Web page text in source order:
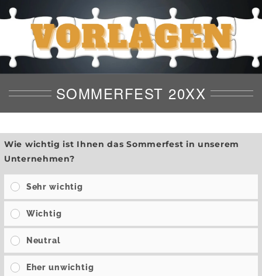
SOMMERFEST 20XX
Wie wichtig ist Ihnen das Sommerfest in unserem
Unternehmen?
Sehr wichtig
Wichtig
Neutral
Eher unwichtig